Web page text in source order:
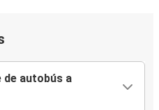
de autobús a